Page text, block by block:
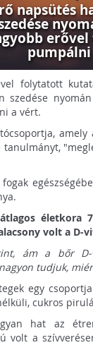
napsütés
erővel
folytatott
szedése
a vért.
volt a D-
ám a bőr
tudjuk,
egy
cukros
hat az
volt a